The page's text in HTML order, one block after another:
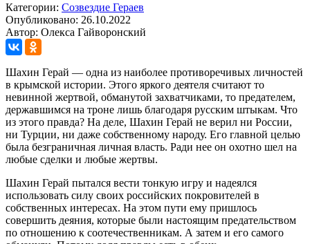
Категории: Созвездие Гераев
Опубликовано: 26.10.2022
Автор: Олекса Гайворонский
Шахин Герай — одна из наиболее противоречивых личностей
в крымской истории. Этого яркого деятеля считают то
невинной жертвой, обманутой захватчиками, то предателем,
державшимся на троне лишь благодаря русским штыкам. Что
из этого правда? На деле, Шахин Герай не верил ни России,
ни Турции, ни даже собственному народу. Его главной целью
была безграничная личная власть. Ради нее он охотно шел на
любые сделки и любые жертвы.
Шахин Герай пытался вести тонкую игру и надеялся
использовать силу своих российских покровителей в
собственных интересах. На этом пути ему пришлось
совершить деяния, которые были настоящим предательством
по отношению к соотечественникам. А затем и его самого